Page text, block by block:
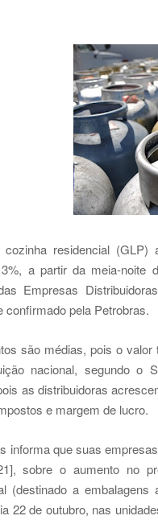
residencial (GLP)
a partir da meia-noite
Empresas
confirmado pela Petrobras.
são médias, pois o valor
nacional, segundo o
as distribuidoras
e margem de lucro.
informa que suas
sobre o aumento no
(destinado a
22 de outubro, nas